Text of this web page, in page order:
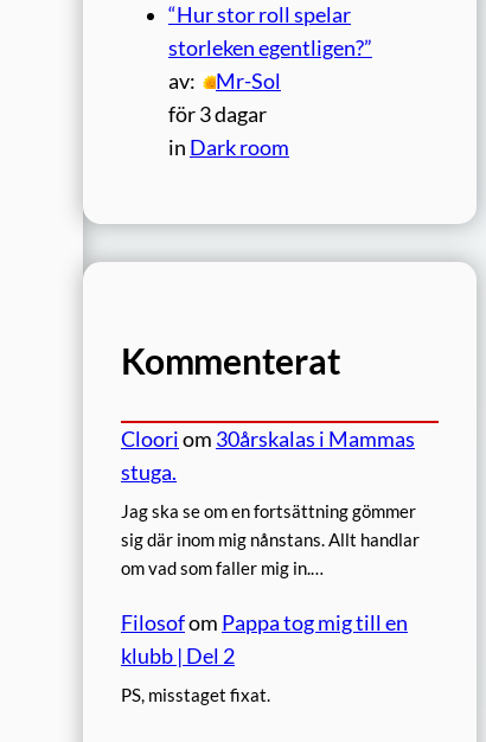
“Hur stor roll spelar
storleken egentligen?”
av:
Mr-Sol
för 3 dagar
in Dark room
Kommenterat
Clooriom 30årskalas i Mammas
stuga.
Jag ska se om en fortsättning gömmer
sig där inom mig nånstans. Allt handlar
om vad som faller mig in.…
Filosofom Pappa tog mig till en
klubb | Del 2
PS, misstaget fixat.